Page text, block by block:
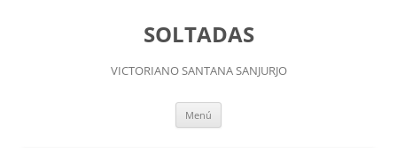
SOLTADAS
VICTORIANO SANTANA SANJURJO
Menú